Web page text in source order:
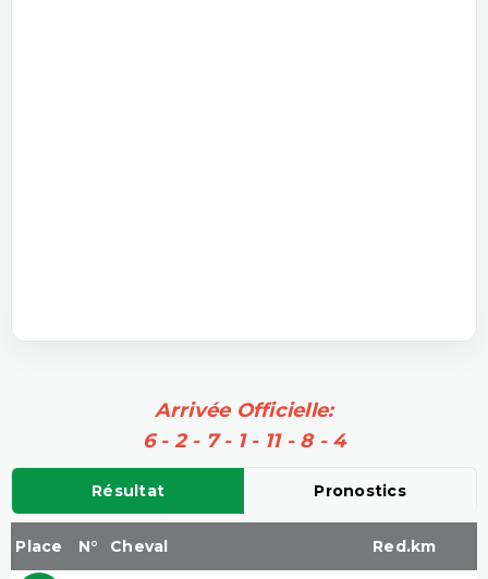
Arrivée Officielle:
6 - 2 - 7 - 1 - 11 - 8 - 4
Résultat Pronostics
Place N° Cheval Red.km